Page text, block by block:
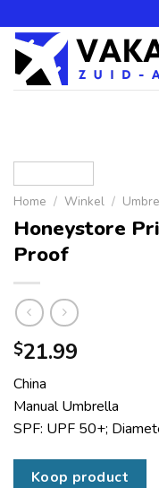
Home / Winkel /
Honeystore
Proof
$21.99
China
Manual Umbrella
SPF: UPF 50+;
Koop product